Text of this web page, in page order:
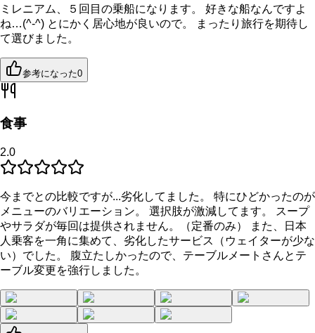
ミレニアム、５回目の乗船になります。 好きな船なんですよ
ね…(^-^) とにかく居心地が良いので。 まったり旅行を期待し
て選びました。
参考になった0
食事
2.0
今までとの比較ですが...劣化してました。 特にひどかったのが
メニューのバリエーション。 選択肢が激減してます。 スープ
やサラダが毎回は提供されません。（定番のみ） また、日本
人乗客を一角に集めて、劣化したサービス（ウェイターが少な
い）でした。 腹立たしかったので、テーブルメートさんとテ
ーブル変更を強行しました。